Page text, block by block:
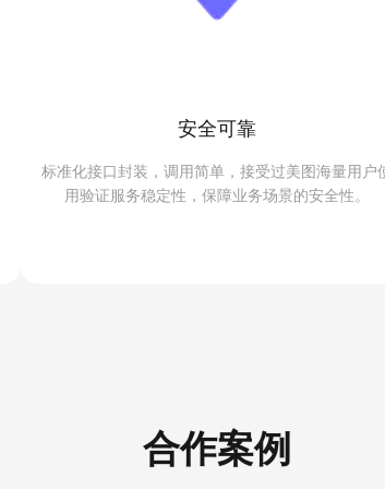
安全可靠
标准化接口封装，调用简单，接受过美图海量用户
用验证服务稳定性，保障业务场景的安全性。
合作案例